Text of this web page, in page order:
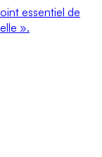
essentiel de
».